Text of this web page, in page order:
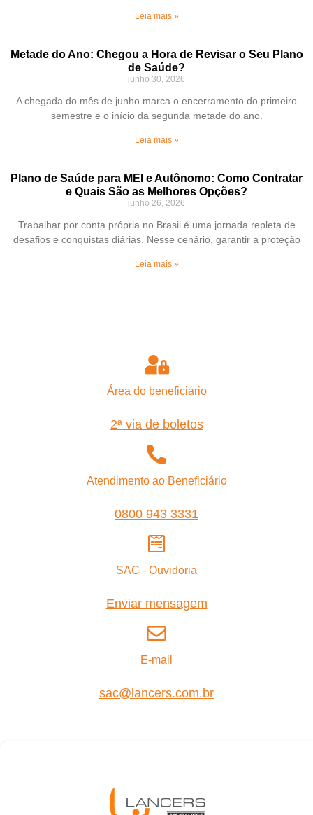
Leia mais »
Metade do Ano: Chegou a Hora de Revisar o Seu Plano
de Saúde?
junho 30, 2026
A chegada do mês de junho marca o encerramento do primeiro
semestre e o início da segunda metade do ano.
Leia mais »
Plano de Saúde para MEI e Autônomo: Como Contratar
e Quais São as Melhores Opções?
junho 26, 2026
Trabalhar por conta própria no Brasil é uma jornada repleta de
desafios e conquistas diárias. Nesse cenário, garantir a proteção
Leia mais »
Área do beneficiário
2ª via de boletos
Atendimento ao Beneficiário
0800 943 3331
SAC - Ouvidoria
Enviar mensagem
E-mail
sac@lancers.com.br